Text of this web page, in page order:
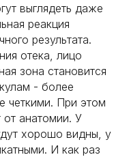
выглядеть даже
реакция
результата.
отека, лицо
зона становится
- более
четкими. При этом
от анатомии. У
хорошо видны, у
И как раз